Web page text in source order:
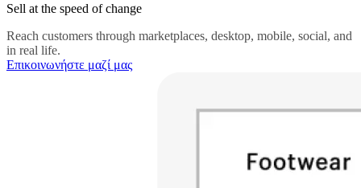
Sell at the speed of change
Reach customers through marketplaces, desktop, mobile, social, and
in real life.
Επικοινωνήστε μαζί μας